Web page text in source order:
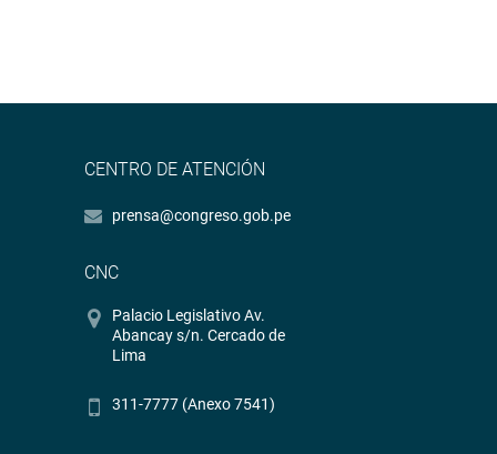
CENTRO DE ATENCIÓN
prensa@congreso.gob.pe
CNC
Palacio Legislativo Av.
Abancay s/n. Cercado de
Lima
311-7777 (Anexo 7541)